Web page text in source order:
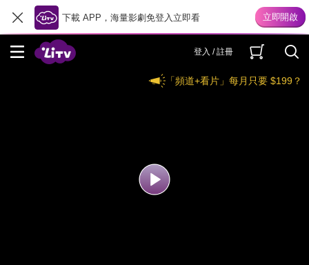
下載 APP，海量影劇免登入立即看
登入 / 註冊
「頻道+看片」每月只要 $199？